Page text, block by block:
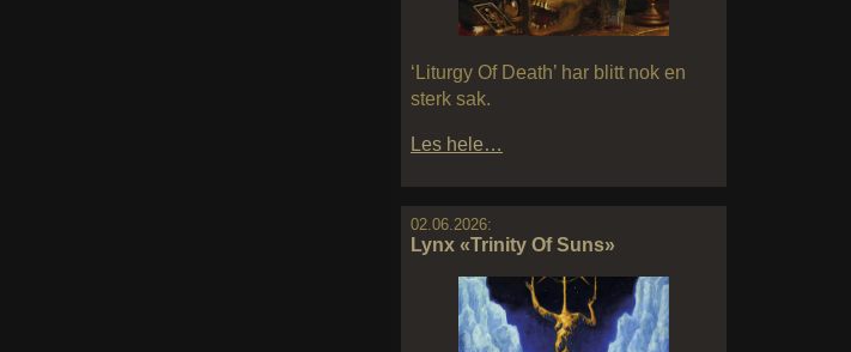
‘Liturgy Of Death’ har blitt nok en
sterk sak.
Les hele…
02.06.2026:
Lynx «Trinity Of Suns»